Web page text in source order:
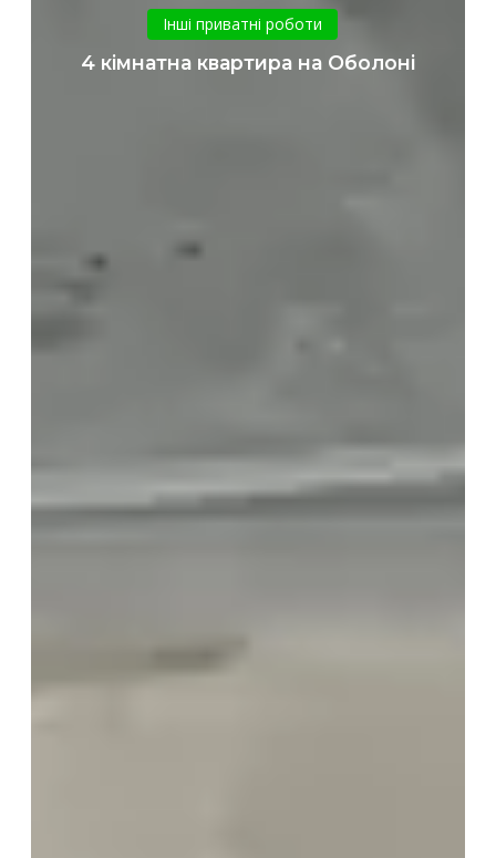
кімнатна
квартира
на
Інші приватні роботи
4 кімнатна квартира на Оболоні